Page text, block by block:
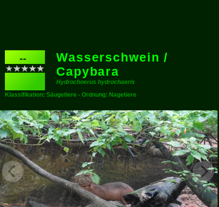
--
Wasserschwein /
Capybara
Hydrochoerus hydrochaeris
Klassifikation: Säugetiere - Ordnung: Nagetiere